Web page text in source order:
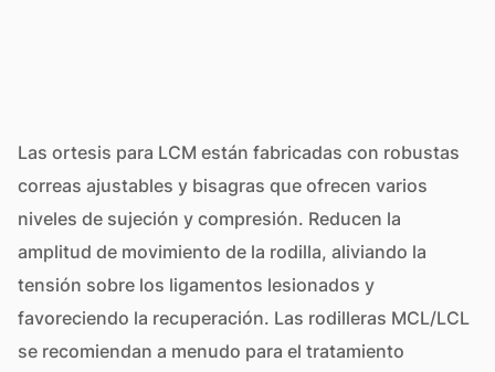
Las ortesis para LCM están fabricadas con robustas
correas ajustables y bisagras que ofrecen varios
niveles de sujeción y compresión. Reducen la
amplitud de movimiento de la rodilla, aliviando la
tensión sobre los ligamentos lesionados y
favoreciendo la recuperación. Las rodilleras MCL/LCL
se recomiendan a menudo para el tratamiento